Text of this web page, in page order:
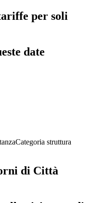
per soli
date
Categoria struttura
di Città